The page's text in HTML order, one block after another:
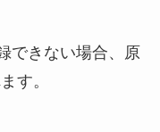
できない場合、原
す。